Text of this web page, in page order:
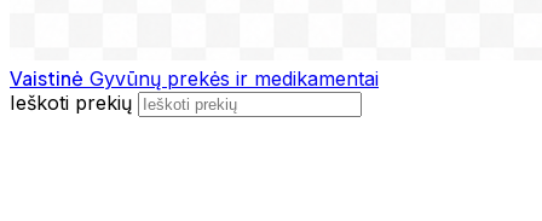
Vaistinė Gyvūnų prekės ir medikamentai
Ieškoti prekių